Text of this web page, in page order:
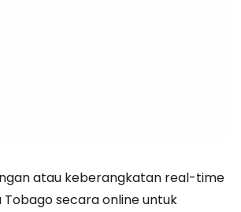
atau keberangkatan real-time
secara online untuk